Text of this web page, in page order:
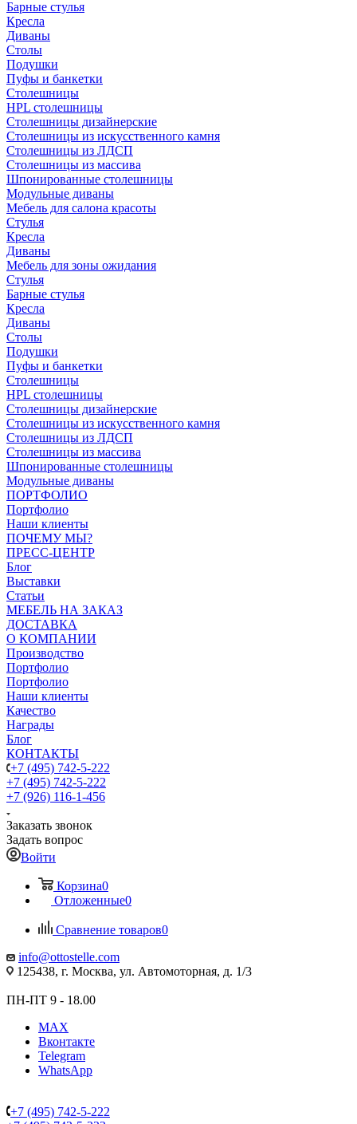
Барные стулья
Кресла
Диваны
Столы
Подушки
Пуфы и банкетки
Столешницы
HPL столешницы
Столешницы дизайнерские
Столешницы из искусственного камня
Столешницы из ЛДСП
Столешницы из массива
Шпонированные столешницы
Модульные диваны
Мебель для салона красоты
Стулья
Кресла
Диваны
Мебель для зоны ожидания
Стулья
Барные стулья
Кресла
Диваны
Столы
Подушки
Пуфы и банкетки
Столешницы
HPL столешницы
Столешницы дизайнерские
Столешницы из искусственного камня
Столешницы из ЛДСП
Столешницы из массива
Шпонированные столешницы
Модульные диваны
ПОРТФОЛИО
Портфолио
Наши клиенты
ПОЧЕМУ МЫ?
ПРЕСС-ЦЕНТР
Блог
Выставки
Статьи
МЕБЕЛЬ НА ЗАКАЗ
ДОСТАВКА
О КОМПАНИИ
Производство
Портфолио
Портфолио
Наши клиенты
Качество
Награды
Блог
КОНТАКТЫ
+7 (495) 742-5-222
+7 (495) 742-5-222
+7 (926) 116-1-456
Заказать звонок
Задать вопрос
Войти
Корзина0
Отложенные0
Сравнение товаров0
info@ottostelle.com
125438, г. Москва, ул. Автомоторная, д. 1/3
ПН-ПТ 9 - 18.00
MAX
Вконтакте
Telegram
WhatsApp
+7 (495) 742-5-222